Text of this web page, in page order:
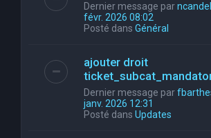
Dernier message par
févr. 2026 08:02
Posté dans Général
ajouter droit
Dernier message par
janv. 2026 12:31
Posté dans Updates